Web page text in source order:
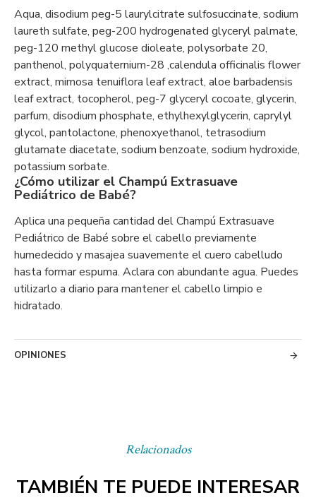
Relacionados
TAMBIÉN TE PUEDE INTERESAR
Aqua, disodium peg-5 laurylcitrate sulfosuccinate, sodium
laureth sulfate, peg-200 hydrogenated glyceryl palmate,
peg-120 methyl glucose dioleate, polysorbate 20,
panthenol, polyquaternium-28 ,calendula officinalis flower
extract, mimosa tenuiflora leaf extract, aloe barbadensis
leaf extract, tocopherol, peg-7 glyceryl cocoate, glycerin,
parfum, disodium phosphate, ethylhexylglycerin, caprylyl
glycol, pantolactone, phenoxyethanol, tetrasodium
glutamate diacetate, sodium benzoate, sodium hydroxide,
potassium sorbate.
¿Cómo utilizar el Champú Extrasuave
Pediátrico de Babé?
Aplica una pequeña cantidad del Champú Extrasuave
Pediátrico de Babé sobre el cabello previamente
humedecido y masajea suavemente el cuero cabelludo
hasta formar espuma. Aclara con abundante agua. Puedes
utilizarlo a diario para mantener el cabello limpio e
hidratado.
OPINIONES